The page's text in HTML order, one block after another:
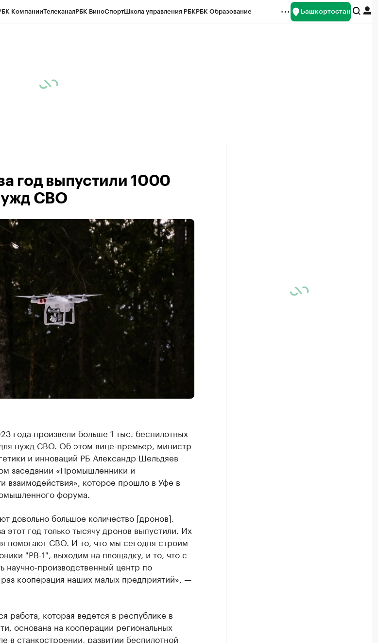
КомпанииТелеканалРБК ВиноСпортШкола управления РБКРБК Образование Башкортостан
год выпустили 1000
СВО
года произвели больше 1 тыс. беспилотных
для нужд СВО. Об этом вице-премьер, министр
и инноваций РБ Александр Шельдяев
заседании «Промышленники и
взаимодействия», которое прошло в Уфе в
форума.
довольно большое количество [дронов].
этот год только тысячу дронов выпустили. Их
помогают СВО. И то, что мы сегодня строим
"РВ-1", выходим на площадку, и то, что с
научно-производственный центр по
кооперация наших малых предприятий», —
работа, которая ведется в республике в
основана на кооперации региональных
в станкостроении, развитии беспилотной